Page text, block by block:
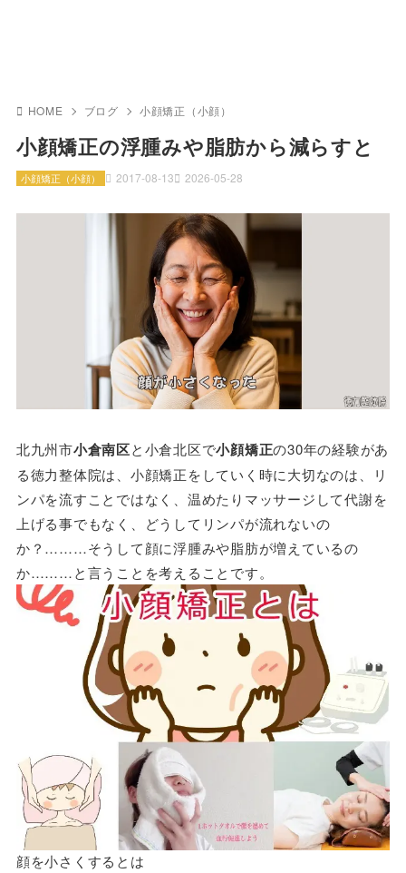
HOME ブログ 小顔矯正（小顔）
小顔矯正の浮腫みや脂肪から減らすと
2017-08-13 2026-05-28
小顔矯正（小顔）
北九州市小倉南区と小倉北区で小顔矯正の30年の経験があ
る徳力整体院は、小顔矯正をしていく時に大切なのは、リ
ンパを流すことではなく、温めたりマッサージして代謝を
上げる事でもなく、どうしてリンパが流れないの
か？………そうして顔に浮腫みや脂肪が増えているの
か………と言うことを考えることです。
顔を小さくするとは